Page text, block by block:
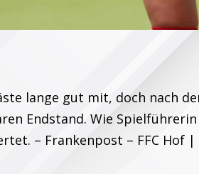
lange gut mit, doch nach
Endstand. Wie
– Frankenpost – FFC Hof |